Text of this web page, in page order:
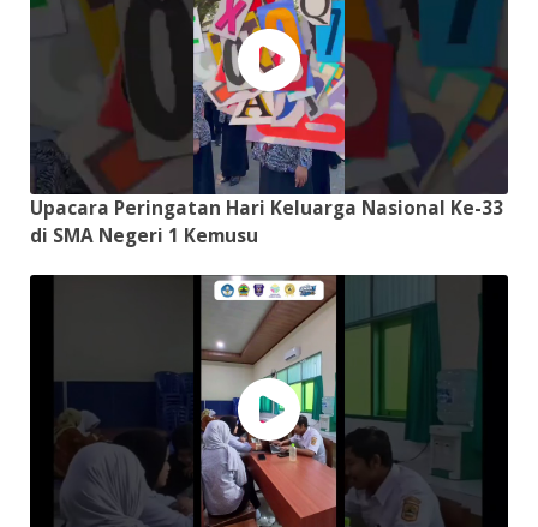
Upacara Peringatan Hari Keluarga Nasional Ke-33
di SMA Negeri 1 Kemusu